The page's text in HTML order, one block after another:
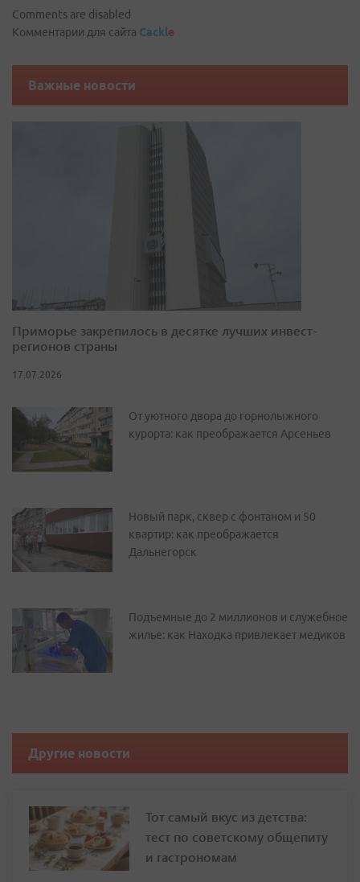
Comments are disabled
Комментарии для сайта Cackle
Важные новости
Приморье закрепилось в десятке лучших инвест-
регионов страны
17.07.2026
От уютного двора до горнолыжного
курорта: как преображается Арсеньев
Новый парк, сквер с фонтаном и 50
квартир: как преображается
Дальнегорск
Подъемные до 2 миллионов и служебное
жилье: как Находка привлекает медиков
Другие новости
Тот самый вкус из детства:
тест по советскому общепиту
и гастрономам